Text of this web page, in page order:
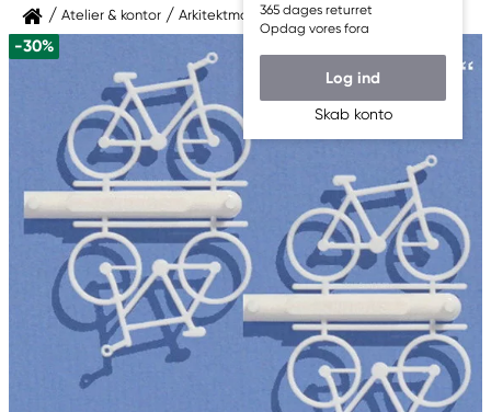
365 dages returret
Opdag vores fora
Log ind
Skab konto
Atelier & kontor Arkitektmaterialer Modelmateriale
-30%